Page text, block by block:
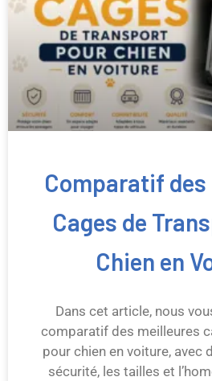
Comparatif des
Cages de
Chien en
Dans cet article, nous
comparatif des meilleures
pour chien en voiture, avec
sécurité, les tailles et